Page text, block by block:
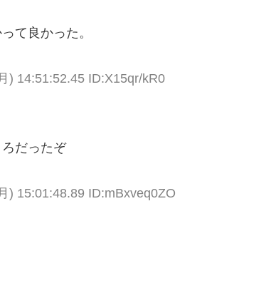
て良かった。
) 14:51:52.45 ID:X15qr/kR0
だったぞ
) 15:01:48.89 ID:mBxveq0ZO